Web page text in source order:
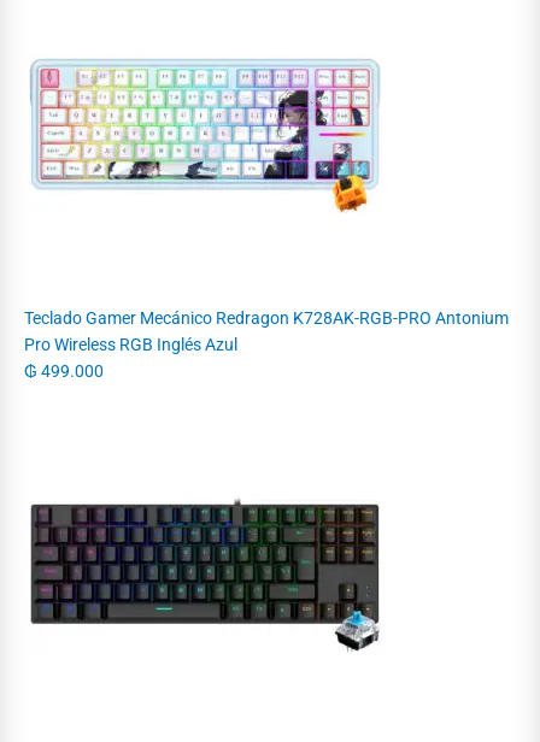
Teclado Gamer Mecánico Redragon K728AK-RGB-PRO Antonium
Pro Wireless RGB Inglés Azul
₲ 499.000